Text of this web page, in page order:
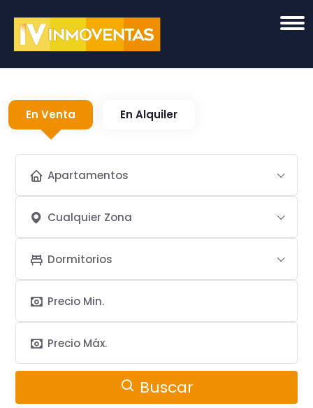
En Venta En Alquiler
Apartamentos
Cualquier Zona
Dormitorios
Buscar